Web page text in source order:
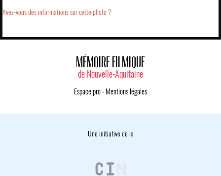
Avez-vous des informations sur cette photo ?
MÉMOIRE FILMIQUE
de Nouvelle-Aquitaine
Espace pro- Mentions légales
Une initiative de la